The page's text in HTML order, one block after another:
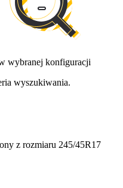
wybranej konfiguracji
wyszukiwania.
z rozmiaru 245/45R17